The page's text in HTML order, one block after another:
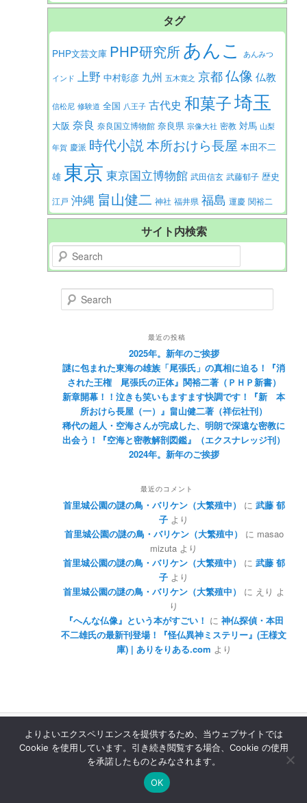
タグ
PHP文芸文庫 PHP研究所あんこ あんみつ
インド 上野 中村彰彦 九州 五木寛之 京都仏像 仏教
信松尼 修験道 全国 八王子 古代史 和菓子埼玉
大阪 奈良 奈良国立博物館 奈良県 宗像大社 密教 対馬 山梨
年賀 慶派 時代小説本所おけら長屋 本田不二
雄 東京 東京国立博物館 武田信玄 武藤郁子 歴史
江戸 沖縄 畠山健二 神社 福井県 福島 運慶 関裕二
サイト内検索
Search
Search
最近の投稿
2025年。新年のご挨拶
謎に包まれた東海の雄族「尾張氏」の真相に迫る！『消
された王権 尾張氏の正体』関裕二著（ＰＨＰ新書）
新章開幕！！泣きも笑いもますます快調です！『新 本
所おけら長屋（一）』畠山健二著（祥伝社刊）
稀代の超人・空海さんが完成した、明朗で深遠な密教に
出会う！『空海と密教解剖図鑑』（エクスナレッジ刊）
2024年。新年のご挨拶
最近のコメント
首里城公園の謎の鳥・バリケン（大繁殖中） に 武藤 郁
子 より
首里城公園の謎の鳥・バリケン（大繁殖中）
に masao
mizuta より
首里城公園の謎の鳥・バリケン（大繁殖中）
に 武藤 郁
子 より
首里城公園の謎の鳥・バリケン（大繁殖中）
に えり よ
り
『へんな仏像』という本がすごい！ に 神仏探偵・本田
不二雄氏の最新刊登場！『怪仏異神ミステリー』(王様文
庫) | ありをりある.com より
Copyright © 2012 ありをりある.com
当サイトへのご質問、お仕事のご依頼などはinfo@ariworiaru.comから承ります。
クリエイティブ・コモンズ 表示 - 非営利 - 改変禁止 3.0 非移植 ライセンス
よりよいエクスペリエンスを提供するため、当ウェブサイトでは
Cookie を使用しています。引き続き閲覧する場合、Cookie の使用
を承諾したものとみなされます。
OK